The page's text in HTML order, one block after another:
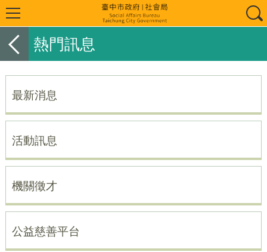
熱門訊息
最新消息
活動訊息
機關徵才
公益慈善平台